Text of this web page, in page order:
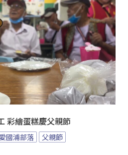
彩繪蛋糕慶父親節
國浦部落 父親節